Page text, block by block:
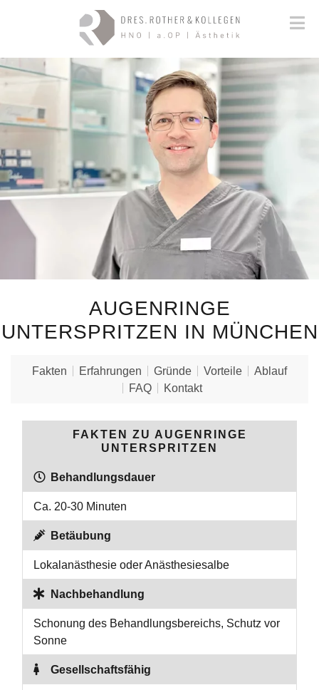
AUGENRINGE
UNTERSPRITZEN IN MÜNCHEN
Fakten Erfahrungen Gründe Vorteile
Ablauf
FAQ
Kontakt
FAKTEN ZU AUGENRINGE
UNTERSPRITZEN
Behandlungsdauer
Ca. 20-30 Minuten
Betäubung
Lokalanästhesie oder Anästhesiesalbe
Nachbehandlung
Schonung des Behandlungsbereichs, Schutz vor
Sonne
Gesellschaftsfähig